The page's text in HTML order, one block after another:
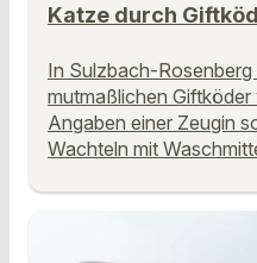
Katze durch
In Sulzbach-
mutmaßlichen
Angaben einer Zeugin
Wachteln mit